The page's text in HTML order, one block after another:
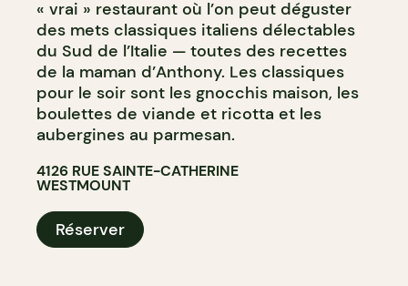
« vrai » restaurant où l’on peut déguster
des mets classiques italiens délectables
du Sud de l’Italie — toutes des recettes
de la maman d’Anthony. Les classiques
pour le soir sont les gnocchis maison, les
boulettes de viande et ricotta et les
aubergines au parmesan.
4126 RUE SAINTE-CATHERINE
WESTMOUNT
Réserver